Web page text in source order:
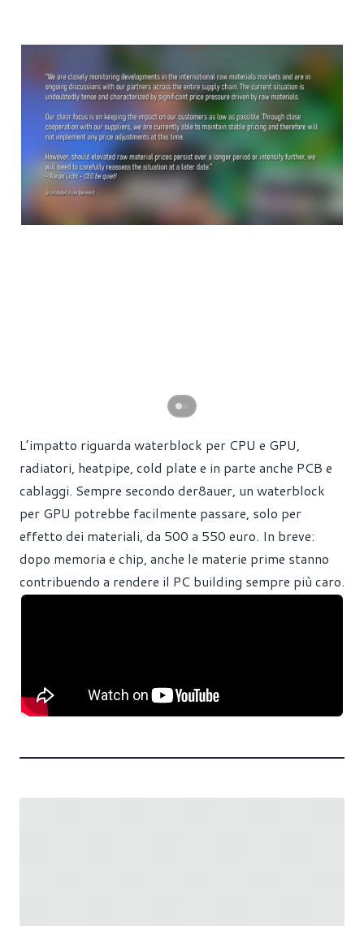
L’impatto riguarda waterblock per CPU e GPU,
radiatori, heatpipe, cold plate e in parte anche PCB e
cablaggi. Sempre secondo der8auer, un waterblock
per GPU potrebbe facilmente passare, solo per
effetto dei materiali, da 500 a 550 euro. In breve:
dopo memoria e chip, anche le materie prime stanno
contribuendo a rendere il PC building sempre più caro.